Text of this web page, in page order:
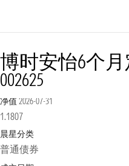
博时安怡6个
002625
净值 2026-07-31
1.1807
晨星分类
普通债券